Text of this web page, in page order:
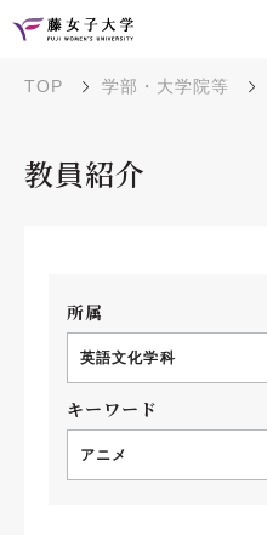
TOP 学部・大学院等
教員紹介
所属
英語文化学科
キーワード
アニメ